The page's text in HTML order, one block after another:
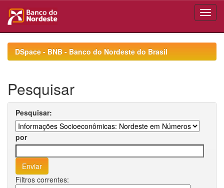
navigationDSpace - BNB - Banco do Nordeste do Brasil
Pesquisar
Pesquisar:
por
Filtros correntes: